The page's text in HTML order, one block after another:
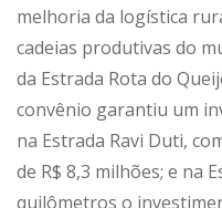
melhoria da logística
cadeias produtivas do
da Estrada Rota do
convênio garantiu um
na Estrada Ravi Duti,
de R$ 8,3 milhões; e na
quilômetros o